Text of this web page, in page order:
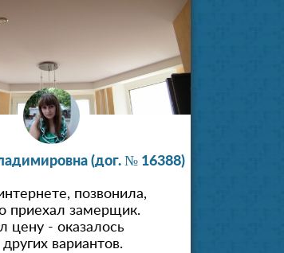
(дог. № 16388)
позвонила,
приехал замерщик.
цену - оказалось
вариантов.